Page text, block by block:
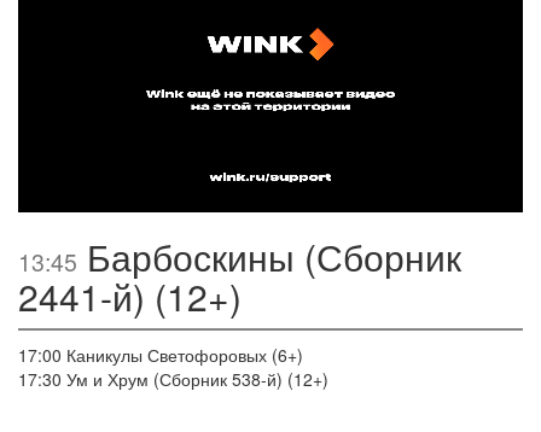
13:45 Барбоскины (Сборник
2441-й) (12+)
17:00 Каникулы Светофоровых (6+)
17:30 Ум и Хрум (Сборник 538-й) (12+)